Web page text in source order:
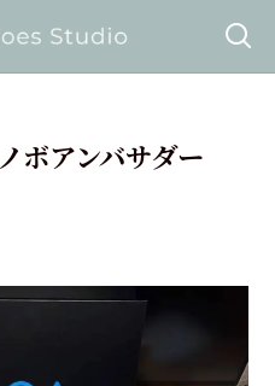
ボアンバサダー